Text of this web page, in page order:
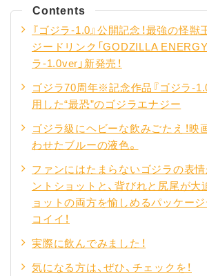
Contents
『ゴジラ-1.0』公開記念！最強の怪獣
ジードリンク「GODZILLA
ラ-1.0ver」新発売！
ゴジラ70周年※記念作品『ゴジラ-
用した“最恐”のゴジラエナジー
ゴジラ級にヘビーな飲みごたえ！映
わせたブルーの液色。
ファンにはたまらないゴジラの表
ントショットと、背びれと尻尾が大
ョットの両方を愉しめるパッケー
コイイ！
実際に飲んでみました！
気になる方は、ぜひ、チェックを！